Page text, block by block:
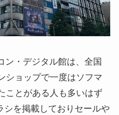
ン・デジタル館は、全国
ショップで一度はソフマ
ことがある人も多いはず
シを掲載しておりセールや